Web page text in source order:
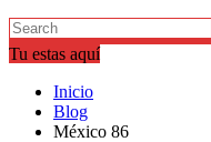
Tu estas aquí
Inicio
Blog
México 86